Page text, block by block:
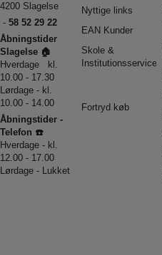
4200 Slagelse
- 58 52 29 22
Åbningstider
Slagelse 🏠
Hverdage kl.
10.00 - 17.30
Lørdage - kl.
10.00 - 14.00
Åbningstider -
Telefon ☎️
Hverdage - kl.
12.00 - 17.00
Lørdage - Lukket
Nyttige links
EAN Kunder
Skole &
Institutionsservice
Fortryd køb